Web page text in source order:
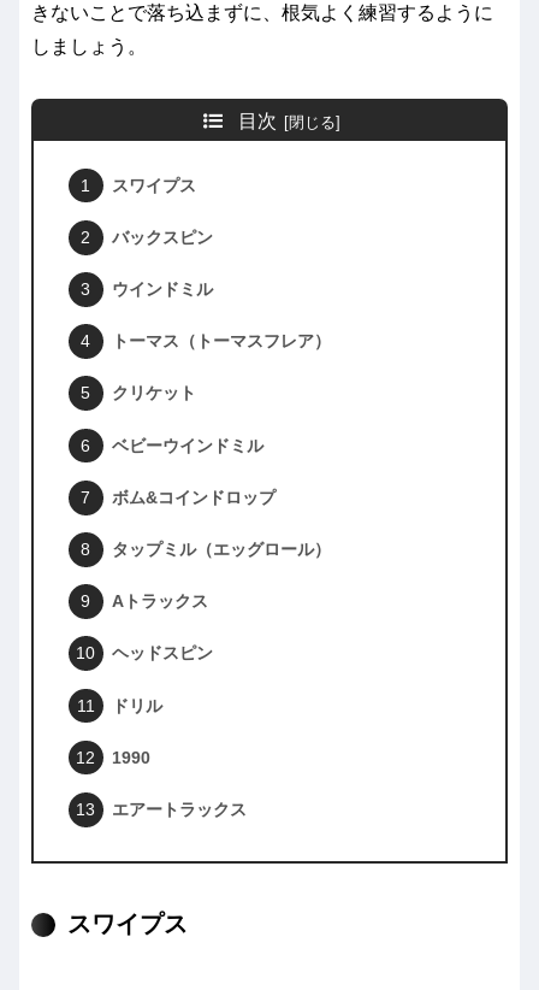
きないことで落ち込まずに、根気よく練習するように
しましょう。
目次
スワイプス
バックスピン
ウインドミル
トーマス（トーマスフレア）
クリケット
ベビーウインドミル
ボム&コインドロップ
タップミル（エッグロール）
Aトラックス
ヘッドスピン
ドリル
1990
エアートラックス
スワイプス